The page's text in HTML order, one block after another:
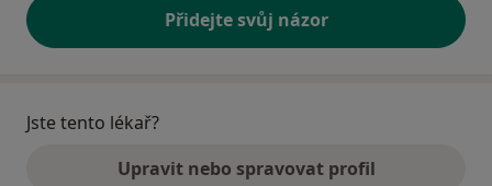
Přidejte svůj názor
Jste tento lékař?
Upravit nebo spravovat profil